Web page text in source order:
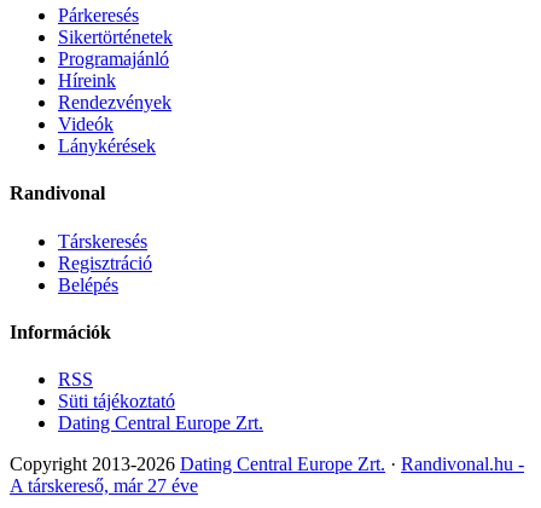
Párkeresés
Sikertörténetek
Programajánló
Híreink
Rendezvények
Videók
Lánykérések
Randivonal
Társkeresés
Regisztráció
Belépés
Információk
RSS
Süti tájékoztató
Dating Central Europe Zrt.
Copyright 2013-2026 Dating Central Europe Zrt. · Randivonal.hu -
A társkereső, már 27 éve